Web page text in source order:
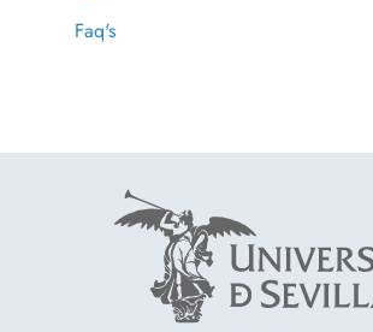
Faq's